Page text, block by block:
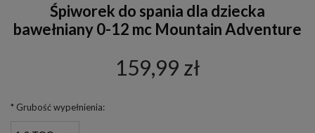
Śpiworek do spania dla dziecka
bawełniany 0-12 mc Mountain Adventure
159,99 zł
* Grubość wypełnienia: